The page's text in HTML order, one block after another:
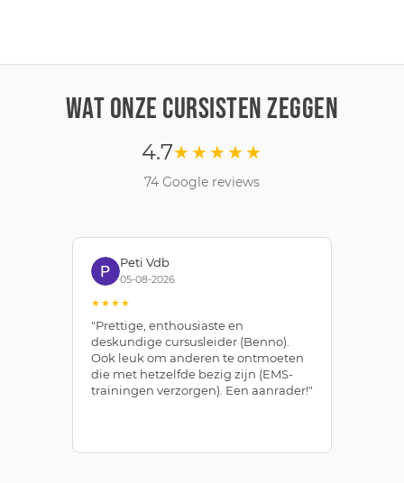
WAT ONZE CURSISTEN ZEGGEN
4.7★★★★★
74 Google reviews
Peti Vdb
05-08-2026
★★★★
"Prettige, enthousiaste en
deskundige cursusleider (Benno).
Ook leuk om anderen te ontmoeten
die met hetzelfde bezig zijn (EMS-
trainingen verzorgen). Een aanrader!"